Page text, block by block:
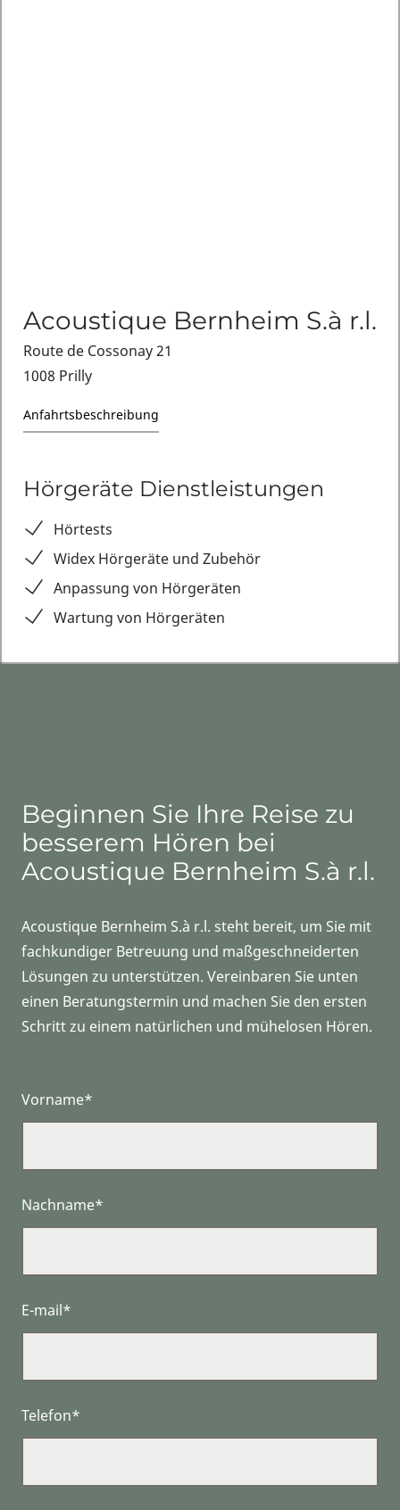
Acoustique Bernheim S.à r.l.
Route de Cossonay 21
1008 Prilly
Anfahrtsbeschreibung
Hörgeräte Dienstleistungen
Hörtests
Widex Hörgeräte und Zubehör
Anpassung von Hörgeräten
Wartung von Hörgeräten
Beginnen Sie Ihre Reise zu
besserem Hören bei
Acoustique Bernheim S.à r.l.
Acoustique Bernheim S.à r.l. steht bereit, um Sie mit
fachkundiger Betreuung und maßgeschneiderten
Lösungen zu unterstützen. Vereinbaren Sie unten
einen Beratungstermin und machen Sie den ersten
Schritt zu einem natürlichen und mühelosen Hören.
Vorname*
Nachname*
E-mail*
Telefon*